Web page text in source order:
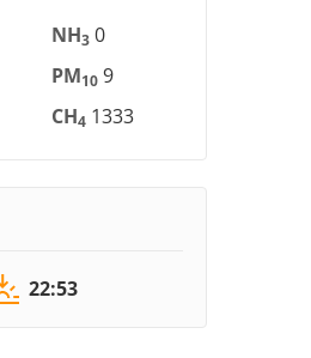
NH3 0
PM10 9
CH4 1333
22:53